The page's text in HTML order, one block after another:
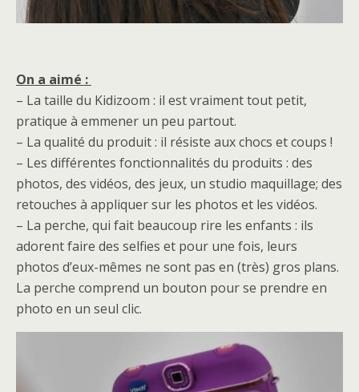
On a aimé :
– La taille du Kidizoom : il est vraiment tout petit,
pratique à emmener un peu partout.
– La qualité du produit : il résiste aux chocs et coups !
– Les différentes fonctionnalités du produits : des
photos, des vidéos, des jeux, un studio maquillage; des
retouches à appliquer sur les photos et les vidéos.
– La perche, qui fait beaucoup rire les enfants : ils
adorent faire des selfies et pour une fois, leurs
photos d’eux-mêmes ne sont pas en (très) gros plans.
La perche comprend un bouton pour se prendre en
photo en un seul clic.